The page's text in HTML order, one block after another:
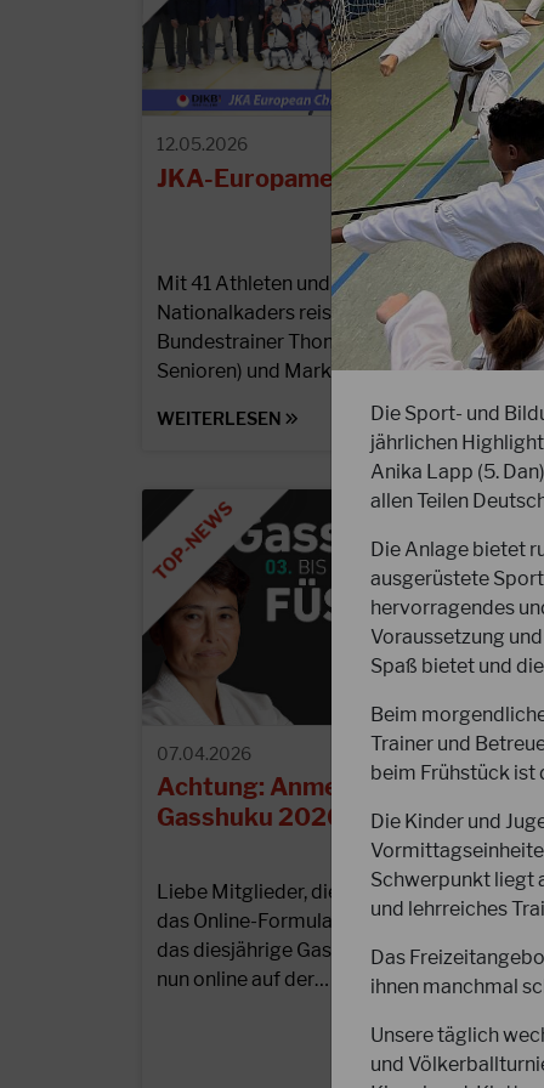
12.05.2026
JKA-Europameisterschaft 2026
Mit 41 Athleten und Athletinnen unseres
Nationalkaders reisten die beiden DJKB-
Bundestrainer Thomas Schulze (Junioren &
Senioren) und Markus Rues…
WEITERLESEN
07.04.2026
Achtung: Anmeldeformular zum
Gasshuku 2026 in Füssen online!
Liebe Mitglieder, die Ausschreibung und
das Online-Formular zur Anmeldung für
das diesjährige Gasshuku in Füssen steht
nun online auf der…
Die Sport- und
jährlichen
Anika Lapp (5.
allen Teilen
Die Anlage bietet
ausgerüstete
hervorragendes
Voraussetzung
Spaß bietet und
Beim
Trainer und
beim Frühstück ist
Die Kinder und
Schwerpunkt liegt
und lehrreiches
Das
ihnen manchmal
Unsere täglich
und